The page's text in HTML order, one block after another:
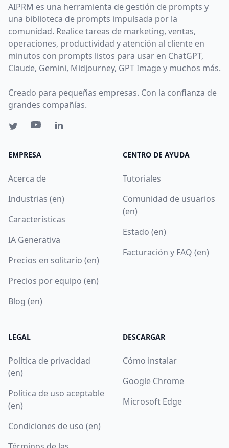
AIPRM es una herramienta de gestión de prompts y
una biblioteca de prompts impulsada por la
comunidad. Realice tareas de marketing, ventas,
operaciones, productividad y atención al cliente en
minutos con prompts listos para usar en ChatGPT,
Claude, Gemini, Midjourney, GPT Image y muchos más.
Creado para pequeñas empresas. Con la confianza de
grandes compañías.
EMPRESA
Acerca de
Industrias (en)
Características
IA Generativa
Precios en solitario (en)
Precios por equipo (en)
Blog (en)
CENTRO DE AYUDA
Tutoriales
Comunidad de usuarios
(en)
Estado (en)
Facturación y FAQ (en)
LEGAL
Política de privacidad
(en)
Política de uso aceptable
(en)
Condiciones de uso (en)
DESCARGAR
Cómo instalar
Google Chrome
Microsoft Edge